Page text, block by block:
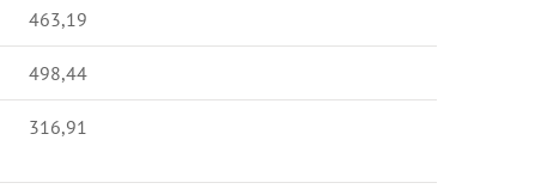
463,19
498,44
316,91